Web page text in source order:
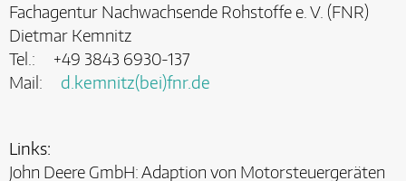
Fachagentur Nachwachsende Rohstoffe e. V. (FNR)
Dietmar Kemnitz
Tel.: +49 3843 6930-137
Mail: d.kemnitz(bei)fnr.de
Links:
John Deere GmbH: Adaption von Motorsteuergeräten